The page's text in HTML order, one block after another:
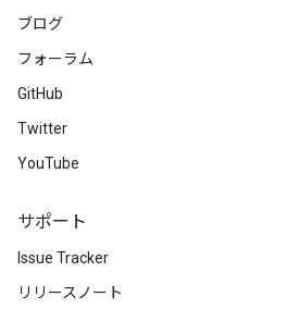
ブログ
フォーラム
GitHub
Twitter
YouTube
サポート
Issue Tracker
リリースノート